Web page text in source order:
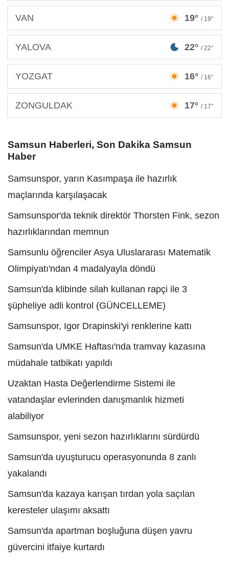
VAN 19° / 19°
YALOVA 22° / 22°
YOZGAT 16° / 16°
ZONGULDAK 17° / 17°
Samsun Haberleri, Son Dakika Samsun
Haber
Samsunspor, yarın Kasımpaşa ile hazırlık
maçlarında karşılaşacak
Samsunspor'da teknik direktör Thorsten Fink, sezon
hazırlıklarından memnun
Samsunlu öğrenciler Asya Uluslararası Matematik
Olimpiyatı'ndan 4 madalyayla döndü
Samsun'da klibinde silah kullanan rapçi ile 3
şüpheliye adli kontrol (GÜNCELLEME)
Samsunspor, Igor Drapinski'yi renklerine kattı
Samsun'da UMKE Haftası'nda tramvay kazasına
müdahale tatbikatı yapıldı
Uzaktan Hasta Değerlendirme Sistemi ile
vatandaşlar evlerinden danışmanlık hizmeti
alabiliyor
Samsunspor, yeni sezon hazırlıklarını sürdürdü
Samsun'da uyuşturucu operasyonunda 8 zanlı
yakalandı
Samsun'da kazaya karışan tırdan yola saçılan
keresteler ulaşımı aksattı
Samsun'da apartman boşluğuna düşen yavru
güvercini itfaiye kurtardı